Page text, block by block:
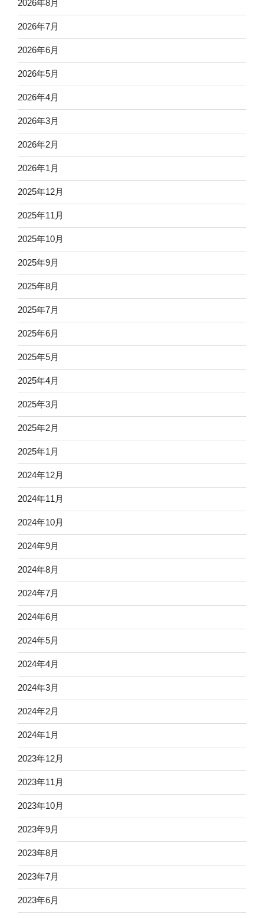
2026年8月
2026年7月
2026年6月
2026年5月
2026年4月
2026年3月
2026年2月
2026年1月
2025年12月
2025年11月
2025年10月
2025年9月
2025年8月
2025年7月
2025年6月
2025年5月
2025年4月
2025年3月
2025年2月
2025年1月
2024年12月
2024年11月
2024年10月
2024年9月
2024年8月
2024年7月
2024年6月
2024年5月
2024年4月
2024年3月
2024年2月
2024年1月
2023年12月
2023年11月
2023年10月
2023年9月
2023年8月
2023年7月
2023年6月